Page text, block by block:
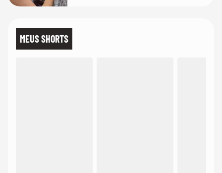
MEUS SHORTS